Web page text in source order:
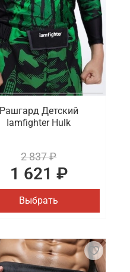
Рашгард Детский
Iamfighter Hulk
2 837 ₽
1 621 ₽
Выбрать